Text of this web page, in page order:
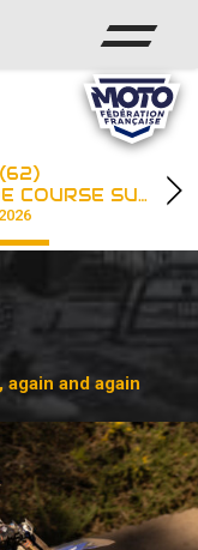
SUR SABLE
again and again